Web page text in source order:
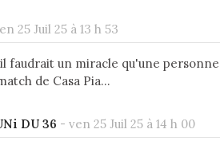
25 Juil 25 à 13 h 53
faudrait un miracle qu'une
de Casa Pia...
DU 36 - ven 25 Juil 25 à 14 h 00